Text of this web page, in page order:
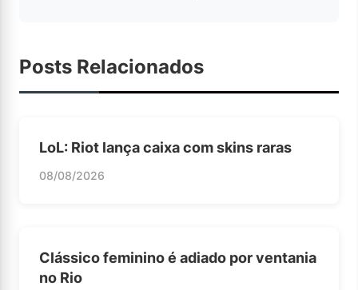
Posts Relacionados
LoL: Riot lança caixa com skins raras
08/08/2026
Clássico feminino é adiado por ventania
no Rio